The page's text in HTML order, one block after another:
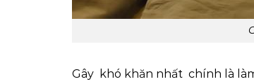
Gây khó khăn nhất chính là